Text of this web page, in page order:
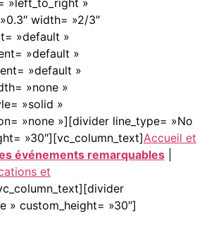
»left_to_right »
width= »2/3″
»default »
»default »
»default »
»none »
»solid »
»none »][divider line_type= »No
»30″][vc_column_text]Accueil et
événements remarquables
et
» custom_height= »30″]